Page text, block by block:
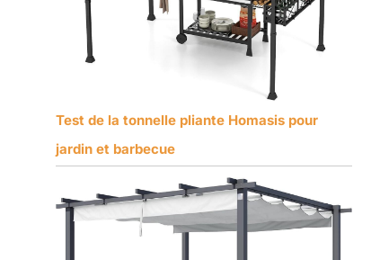
Test de la tonnelle pliante Homasis pour
jardin et barbecue